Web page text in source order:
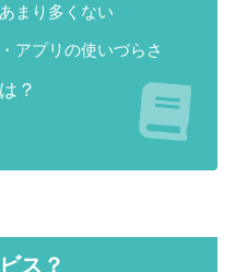
まり多くない
アプリの使いづらさ
？
ス？